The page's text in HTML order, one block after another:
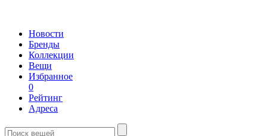
Новости
Бренды
Коллекции
Вещи
Избранное
0
Рейтинг
Адреса